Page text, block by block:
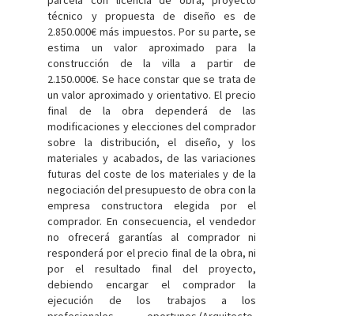
técnico y propuesta de diseño es de
2.850.000€ más impuestos. Por su parte, se
estima un valor aproximado para la
construcción de la villa a partir de
2.150.000€. Se hace constar que se trata de
un valor aproximado y orientativo. El precio
final de la obra dependerá de las
modificaciones y elecciones del comprador
sobre la distribución, el diseño, y los
materiales y acabados, de las variaciones
futuras del coste de los materiales y de la
negociación del presupuesto de obra con la
empresa constructora elegida por el
comprador. En consecuencia, el vendedor
no ofrecerá garantías al comprador ni
responderá por el precio final de la obra, ni
por el resultado final del proyecto,
debiendo encargar el comprador la
ejecución de los trabajos a los